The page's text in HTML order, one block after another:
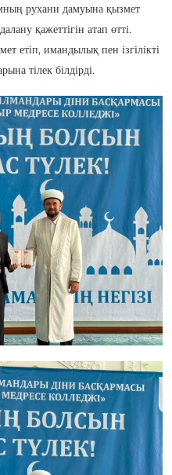
рухани дамуына қызмет
қажеттігін атап өтті.
етіп, имандылық пен ізгілікті
тілек білдірді.